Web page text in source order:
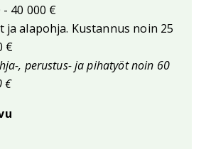
40 000 €
ja alapohja. Kustannus noin 25
€
, perustus- ja pihatyöt noin 60
€